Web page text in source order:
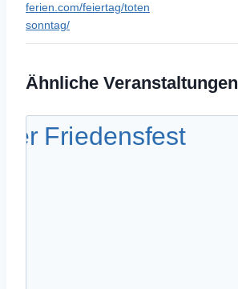
ferien.com/feiertag/toten
sonntag/
Ähnliche Veranstaltungen